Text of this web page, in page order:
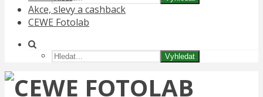
Akce, slevy a cashback
CEWE Fotolab
Vyhledat